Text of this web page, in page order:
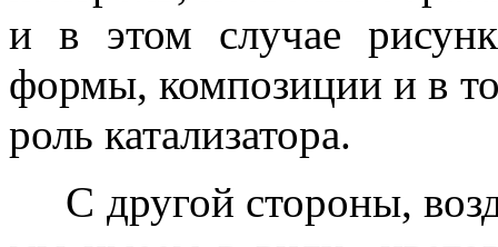
и в этом случае
формы, композиции и в
роль катализатора.
С другой стороны,